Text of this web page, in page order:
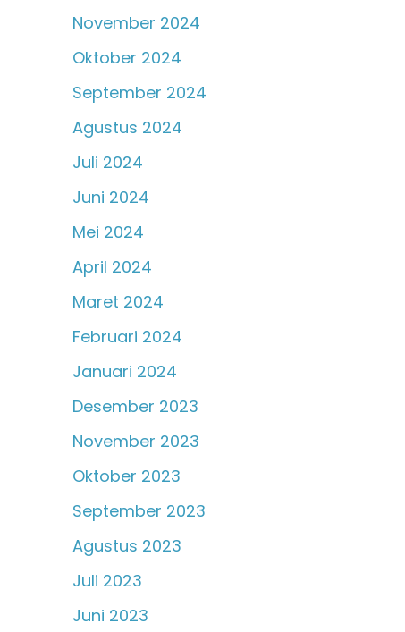
November 2024
Oktober 2024
September 2024
Agustus 2024
Juli 2024
Juni 2024
Mei 2024
April 2024
Maret 2024
Februari 2024
Januari 2024
Desember 2023
November 2023
Oktober 2023
September 2023
Agustus 2023
Juli 2023
Juni 2023